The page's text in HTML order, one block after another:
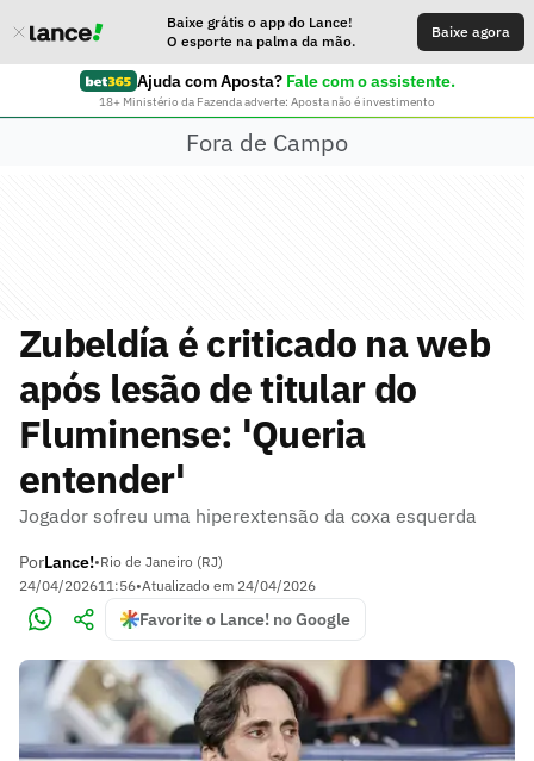
Baixe grátis o app do Lance!
O esporte na palma da mão.
Baixe agora
Ajuda com Aposta? Fale com o assistente.
18+ Ministério da Fazenda adverte: Aposta não é investimento
Fora de Campo
Zubeldía é criticado na web
após lesão de titular do
Fluminense: 'Queria
entender'
Jogador sofreu uma hiperextensão da coxa esquerda
PorLance!•Rio de Janeiro (RJ)
24/04/202611:56•Atualizado em 24/04/2026
Favorite o Lance! no Google